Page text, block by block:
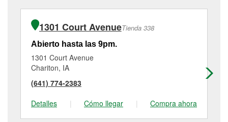
1301 Court AvenueTienda 338
Abierto hasta las 9pm.
1301 Court Avenue
Chariton, IA
(641) 774-2383
Detalles
| Cómo llegar | Compra ahora